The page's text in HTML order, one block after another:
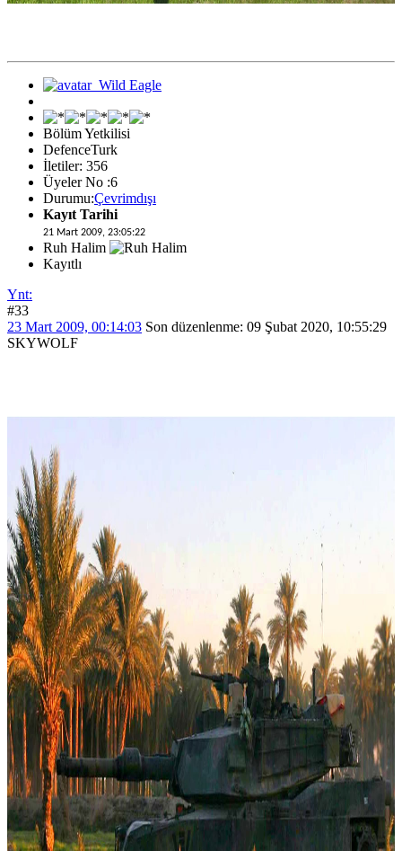
Bölüm Yetkilisi
DefenceTurk
İletiler: 356
Üyeler No :6
Durumu:Çevrimdışı
Kayıt Tarihi
21 Mart 2009, 23:05:22
Ruh Halim
Kayıtlı
Ynt:
#33
23 Mart 2009, 00:14:03 Son düzenlenme: 09 Şubat 2020, 10:55:29
SKYWOLF